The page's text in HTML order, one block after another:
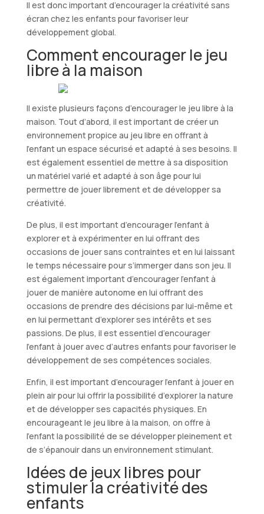
Il est donc important d’encourager la créativité sans
écran chez les enfants pour favoriser leur
développement global.
Comment encourager le jeu
libre à la maison
Il existe plusieurs façons d’encourager le jeu libre à la
maison. Tout d’abord, il est important de créer un
environnement propice au jeu libre en offrant à
l’enfant un espace sécurisé et adapté à ses besoins. Il
est également essentiel de mettre à sa disposition
un matériel varié et adapté à son âge pour lui
permettre de jouer librement et de développer sa
créativité.
De plus, il est important d’encourager l’enfant à
explorer et à expérimenter en lui offrant des
occasions de jouer sans contraintes et en lui laissant
le temps nécessaire pour s’immerger dans son jeu. Il
est également important d’encourager l’enfant à
jouer de manière autonome en lui offrant des
occasions de prendre des décisions par lui-même et
en lui permettant d’explorer ses intérêts et ses
passions. De plus, il est essentiel d’encourager
l’enfant à jouer avec d’autres enfants pour favoriser le
développement de ses compétences sociales.
Enfin, il est important d’encourager l’enfant à jouer en
plein air pour lui offrir la possibilité d’explorer la nature
et de développer ses capacités physiques. En
encourageant le jeu libre à la maison, on offre à
l’enfant la possibilité de se développer pleinement et
de s’épanouir dans un environnement stimulant.
Idées de jeux libres pour
stimuler la créativité des
enfants